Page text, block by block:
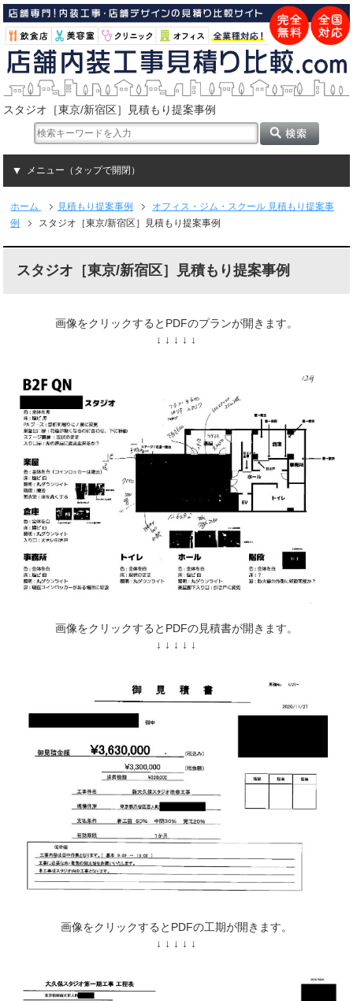
スタジオ［東京/新宿区］見積もり提案事例
メニュー（タップで開閉）
ホーム 見積もり提案事例
オフィス・ジム・スクール 見積もり提案事
例
スタジオ［東京/新宿区］見積もり提案事例
スタジオ［東京/新宿区］見積もり提案事例
画像をクリックするとPDFのプランが開きます。
↓ ↓ ↓ ↓ ↓
画像をクリックするとPDFの見積書が開きます。
↓ ↓ ↓ ↓ ↓
画像をクリックするとPDFの工期が開きます。
↓ ↓ ↓ ↓ ↓